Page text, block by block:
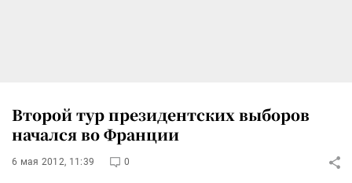
Второй тур президентских выборов
начался во Франции
6 мая 2012, 11:39 0